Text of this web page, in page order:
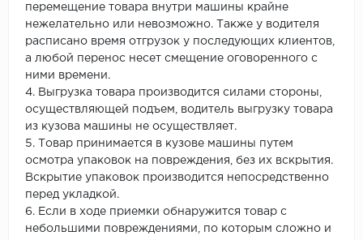
перемещение товара внутри машины крайне
нежелательно или невозможно. Также у водителя
расписано время отгрузок у последующих клиентов,
а любой перенос несет смещение оговоренного с
ними времени.
4. Выгрузка товара производится силами стороны,
осуществляющей подъем, водитель выгрузку товара
из кузова машины не осуществляет.
5. Товар принимается в кузове машины путем
осмотра упаковок на повреждения, без их вскрытия.
Вскрытие упаковок производится непосредственно
перед укладкой.
6. Если в ходе приемки обнаружится товар с
небольшими повреждениями, по которым сложно и